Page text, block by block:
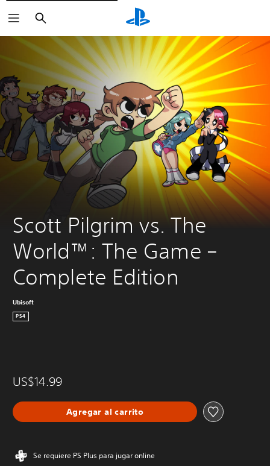
Buscar
Scott Pilgrim vs. The
World™: The Game –
Complete Edition
Ubisoft
PS4
US$14.99
Agregar al carrito
Se requiere PS Plus para jugar online